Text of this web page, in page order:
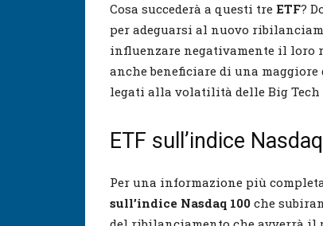
Cosa succederà a questi tre ETF?
per adeguarsi al nuovo
influenzare negativamente il loro
anche beneficiare di una
legati alla volatilità delle Big
ETF sull’indice
Per una informazione più
sull’indice Nasdaq 100 che